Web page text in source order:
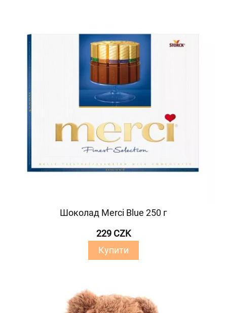
Шоколад Merci Blue 250 г
229 CZK
Купити